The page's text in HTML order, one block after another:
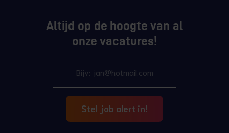
Altijd op de hoogte van al
onze vacatures!
Stel job alert in!